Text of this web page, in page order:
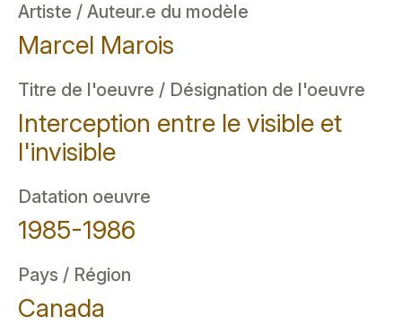
Artiste / Auteur.e du modèle
Marcel Marois
Titre de l'oeuvre / Désignation de l'oeuvre
Interception entre le visible et
l'invisible
Datation oeuvre
1985-1986
Pays / Région
Canada